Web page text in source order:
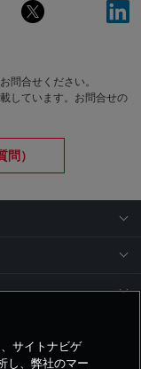
問合せください。
しています。お問合せの
）
サイトナビゲ
し、弊社のマー